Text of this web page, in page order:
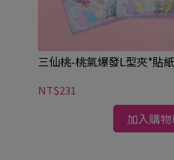
三仙桃-桃氣爆發L型夾*貼
NT$231
加入購